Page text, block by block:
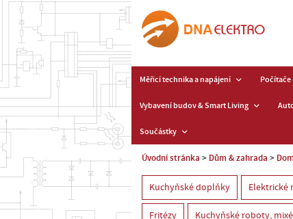
Měřicí technika a napájení Počítače
Vybavení budov & Smart Living
Součástky
Úvodní stránka Dům & zahrada
Kuchyňské doplňky Elektrické
Fritézy Kuchyňské roboty,